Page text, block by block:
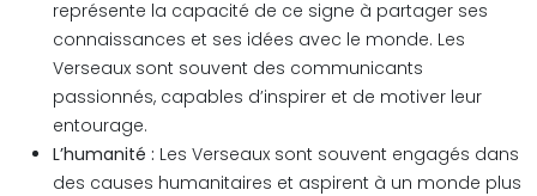
représente la capacité de ce signe à partager ses
connaissances et ses idées avec le monde. Les
Verseaux sont souvent des communicants
passionnés, capables d’inspirer et de motiver leur
entourage.
L’humanité : Les Verseaux sont souvent engagés dans
des causes humanitaires et aspirent à un monde plus